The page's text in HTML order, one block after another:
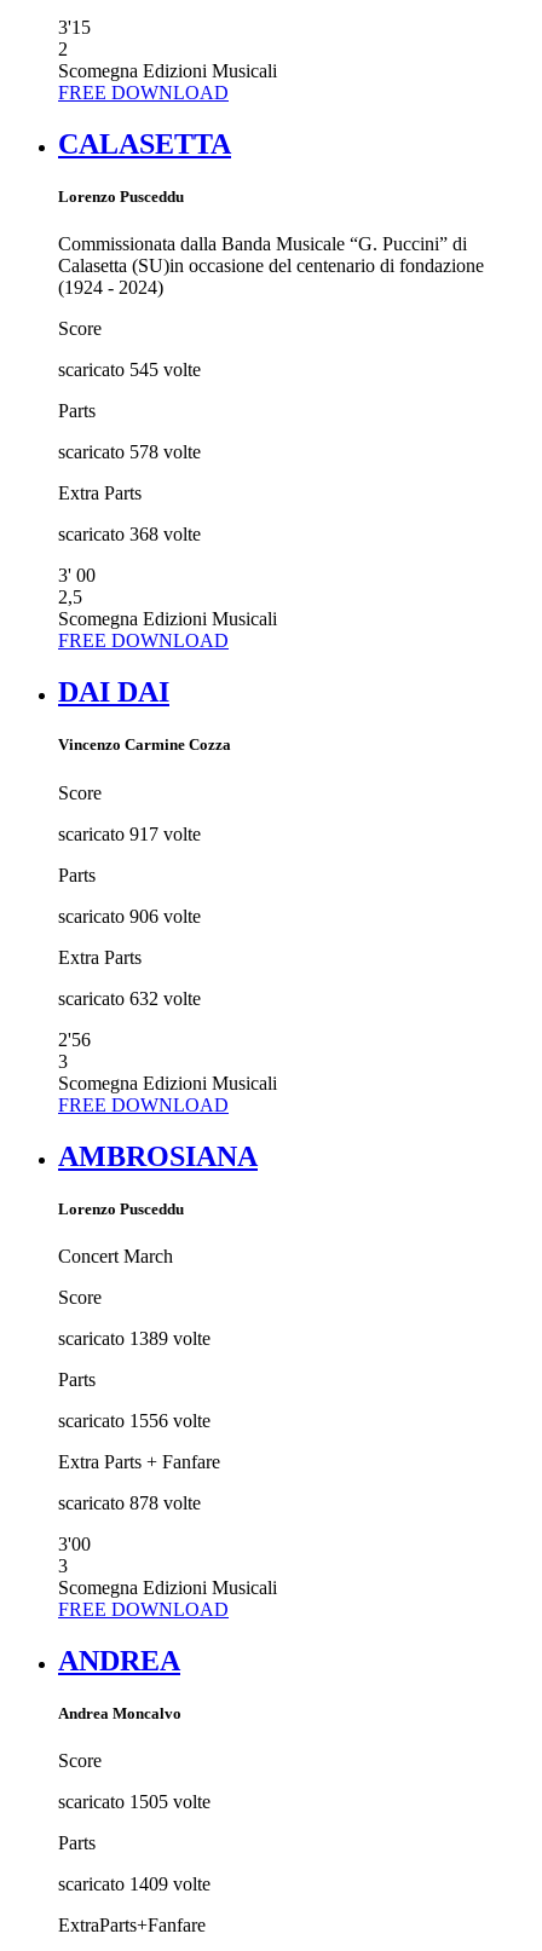
3'15
2
Scomegna Edizioni Musicali
FREE DOWNLOAD
CALASETTA
Lorenzo Pusceddu
Commissionata dalla Banda Musicale “G. Puccini” di
Calasetta (SU)in occasione del centenario di fondazione
(1924 - 2024)
Score
scaricato 545 volte
Parts
scaricato 578 volte
Extra Parts
scaricato 368 volte
3' 00
2,5
Scomegna Edizioni Musicali
FREE DOWNLOAD
DAI DAI
Vincenzo Carmine Cozza
Score
scaricato 917 volte
Parts
scaricato 906 volte
Extra Parts
scaricato 632 volte
2'56
3
Scomegna Edizioni Musicali
FREE DOWNLOAD
AMBROSIANA
Lorenzo Pusceddu
Concert March
Score
scaricato 1389 volte
Parts
scaricato 1556 volte
Extra Parts + Fanfare
scaricato 878 volte
3'00
3
Scomegna Edizioni Musicali
FREE DOWNLOAD
ANDREA
Andrea Moncalvo
Score
scaricato 1505 volte
Parts
scaricato 1409 volte
ExtraParts+Fanfare